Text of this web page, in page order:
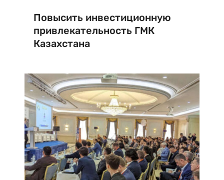
Повысить инвестиционную
привлекательность ГМК
Казахстана